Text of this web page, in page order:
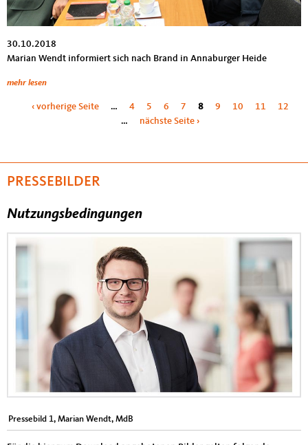
30.10.2018
Marian Wendt informiert sich nach Brand in Annaburger Heide
mehr lesen
Seiten‹ vorherige Seite … 4 5 6 7 8 9 10 11
12
…
nächste Seite ›
PRESSEBILDER
Nutzungsbedingungen
Pressebild 1, Marian Wendt, MdB